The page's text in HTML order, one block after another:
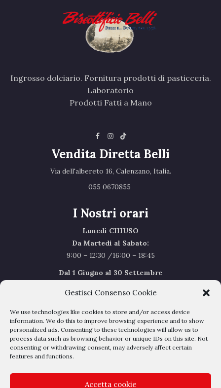
Gestisci Consenso Cookie
We use technologies like cookies to store and/or access device
information. We do this to improve browsing experience and to show
personalized ads. Consenting to these technologies will allow us to
process data such as browsing behavior or unique IDs on this site. Not
consenting or withdrawing consent, may adversely affect certain
features and functions.
Accetta cookie
Ingrosso dolciario. Fornitura prodotti di pasticceria.
Laboratorio
Prodotti Fatti a Mano
Vendita Diretta Belli
Via dell'albereto 16, Calenzano, Italia.‎
055 0670855 ‎
I Nostri orari
Lunedì CHIUSO
Da Martedi al Sabato:
9:00 – 12:30 /16:00 – 18:45
Dal 1 Giugno al 30 Settembre
Sabato Agosto Chiusi
I chiusi per Ferie dal 1 al 24Agosto
Privacy Policy–Cookie Policy